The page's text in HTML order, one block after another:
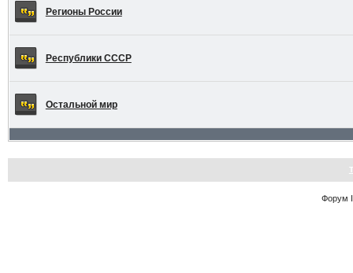
Регионы России
Республики СССР
Остальной мир
Форум